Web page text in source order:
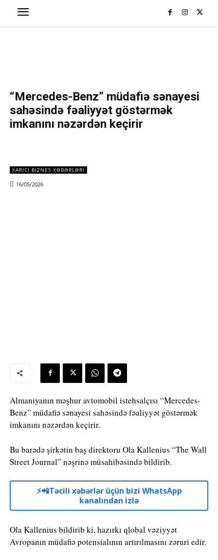
“Mercedes-Benz” müdafiə sənayesi
sahəsində fəaliyyət göstərmək
imkanını nəzərdən keçirir
XARICI BIZNES XƏBƏRLƏRI
16/05/2026
Almaniyanın məşhur avtomobil istehsalçısı “Mercedes-
Benz” müdafiə sənayesi sahəsində fəaliyyət göstərmək
imkanını nəzərdən keçirir.
Bu barədə şirkətin baş direktoru Ola Kallenius “The Wall
Street Journal” nəşrinə müsahibəsində bildirib.
⚡️📲Təcili xəbərlər üçün bizi WhatsApp
kanalından izlə
Ola Kallenius bildirib ki, hazırkı qlobal vəziyyət
Avropanın müdafiə potensialının artırılmasını zəruri edir.